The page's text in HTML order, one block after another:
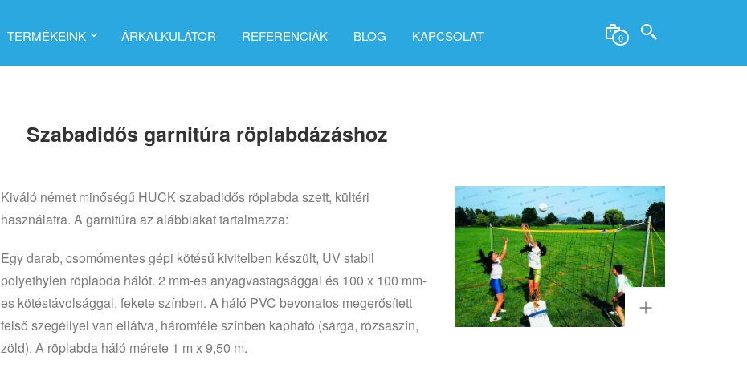
TERMÉKEINK ÁRKALKULÁTOR REFERENCIÁK BLOG KAPCSOLAT 0
Szabadidős garnitúra röplabdázáshoz
Kiváló német minőségű HUCK szabadidős röplabda szett, kültéri
használatra. A garnitúra az alábbiakat tartalmazza:
Egy darab, csomómentes gépi kötésű kivitelben készült, UV stabil
polyethylen röplabda hálót. 2 mm-es anyagvastagsággal és 100 x 100 mm-
es kötéstávolsággal, fekete színben. A háló PVC bevonatos megerősített
felső szegéllyel van ellátva, háromféle színben kapható (sárga, rózsaszín,
zöld). A röplabda háló mérete 1 m x 9,50 m.